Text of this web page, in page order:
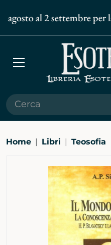
al 2 settembre
Apri
Home Libri Teosofia
Ingrandisci
immagine